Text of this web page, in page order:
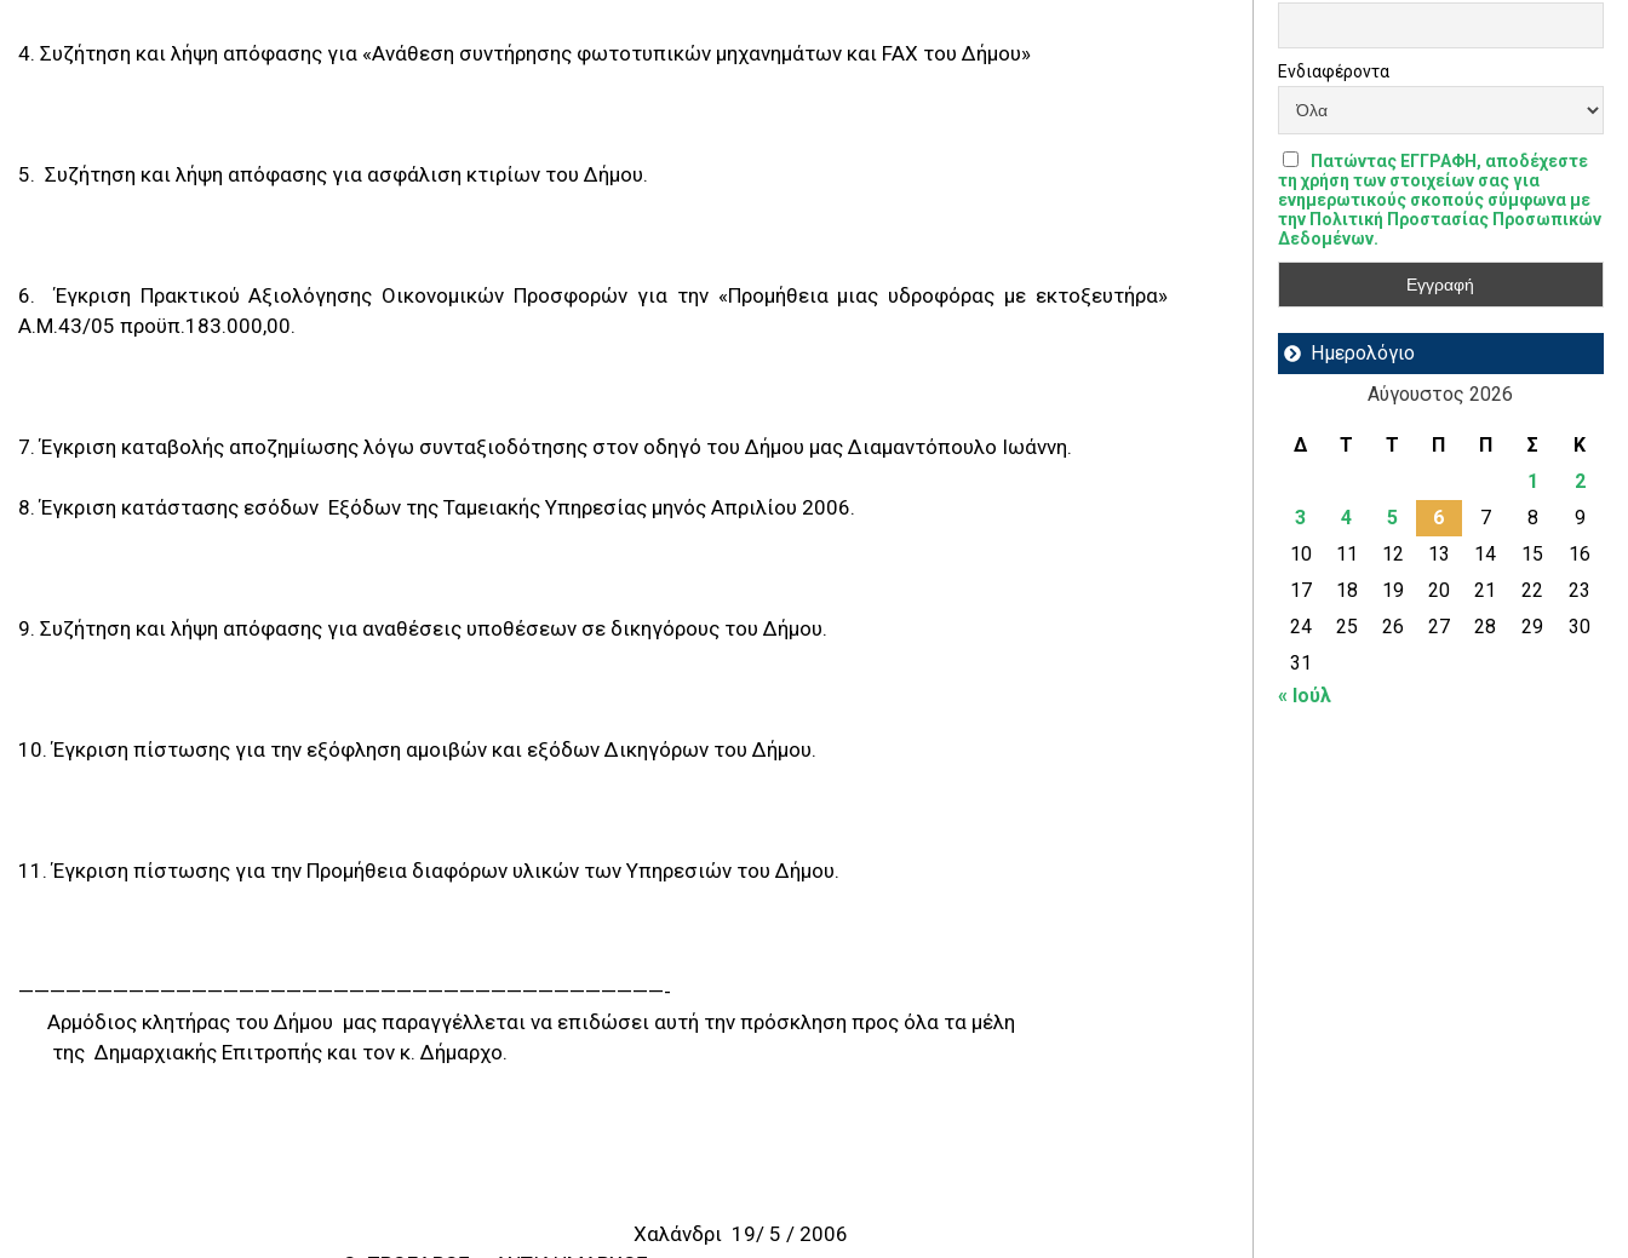
4. Συζήτηση και λήψη απόφασης για «Ανάθεση συντήρησης φωτοτυπικών μηχανημάτων και FAX του Δήμου»
5. Συζήτηση και λήψη απόφασης για ασφάλιση κτιρίων του Δήμου.
6. Έγκριση Πρακτικού Αξιολόγησης Οικονομικών Προσφορών για την «Προμήθεια μιας υδροφόρας με εκτοξευτήρα»
Α.Μ.43/05 προϋπ.183.000,00.
7. Έγκριση καταβολής αποζημίωσης λόγω συνταξιοδότησης στον οδηγό του Δήμου μας Διαμαντόπουλο Ιωάννη.
8. Έγκριση κατάστασης εσόδων  Εξόδων της Ταμειακής Υπηρεσίας μηνός Απριλίου 2006.
9. Συζήτηση και λήψη απόφασης για αναθέσεις υποθέσεων σε δικηγόρους του Δήμου.
10. Έγκριση πίστωσης για την εξόφληση αμοιβών και εξόδων Δικηγόρων του Δήμου.
11. Έγκριση πίστωσης για την Προμήθεια διαφόρων υλικών των Υπηρεσιών του Δήμου.
—————————————————————————————————————————-
Αρμόδιος κλητήρας του Δήμου μας παραγγέλλεται να επιδώσει αυτή την πρόσκληση προς όλα τα μέλη
της Δημαρχιακής Επιτροπής και τον κ. Δήμαρχο.
Χαλάνδρι 19/ 5 / 2006
Ενδιαφέροντα
Πατώντας ΕΓΓΡΑΦΗ, αποδέχεστε
τη χρήση των στοιχείων σας για
ενημερωτικούς σκοπούς σύμφωνα με
την Πολιτική Προστασίας Προσωπικών
Δεδομένων.
Ημερολόγιο
Αύγουστος 2026
Δ Τ Τ Π Π Σ
Κ
1
2
3
4 5 6 7 8
9
10
11 12 13 14 15
16
17
18 19 20 21 22
23
24
25 26 27 28 29
30
31
« Ιούλ